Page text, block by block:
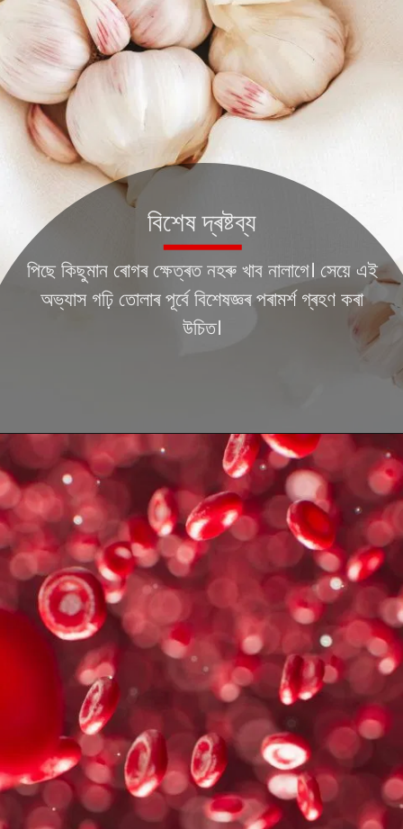
পিছে কিছুমান ৰোগৰ ক্ষেত্ৰত নহৰু খাব নালাগে। সেয়ে এই
অভ্যাস গঢ়ি তোলাৰ পূৰ্বে বিশেষজ্ঞৰ পৰামৰ্শ গ্ৰহণ কৰা
উচিত।
বিশেষ দ্ৰষ্টব্য